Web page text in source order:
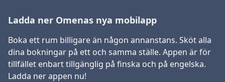
Ladda ner Omenas nya mobilapp
Boka ett rum billigare än någon annanstans. Sköt alla
dina bokningar på ett och samma ställe. Appen är för
tillfället enbart tillgänglig på finska och på engelska.
Ladda ner appen nu!